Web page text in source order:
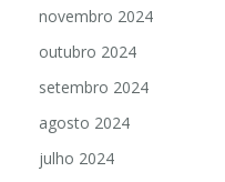
novembro 2024
outubro 2024
setembro 2024
agosto 2024
julho 2024